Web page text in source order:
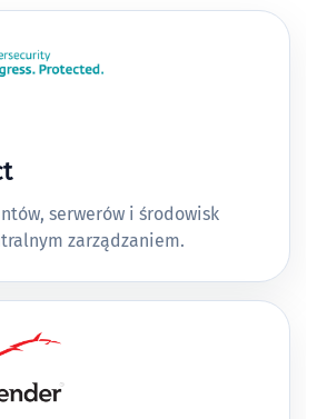
serwerów i środowisk
zarządzaniem.